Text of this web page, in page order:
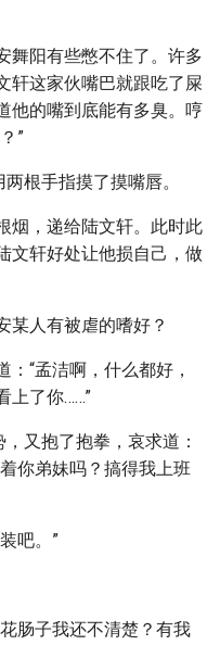
舞阳有些憋不住了。许多
轩这家伙嘴巴就跟吃了屎
他的嘴到底能有多臭。哼
”
根手指摸了摸嘴唇。
烟，递给陆文轩。此时此
文轩好处让他损自己，做
某人有被虐的嗜好？
“孟洁啊，什么都好，
上了你……”
又抱了抱拳，哀求道：
你弟妹吗？搞得我上班
吧。”
肠子我还不清楚？有我